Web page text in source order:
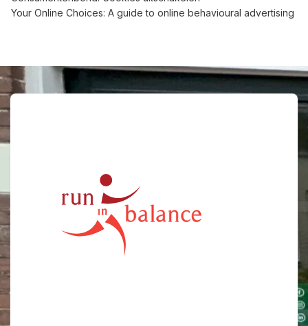
Your Online Choices: A guide to online behavioural advertising